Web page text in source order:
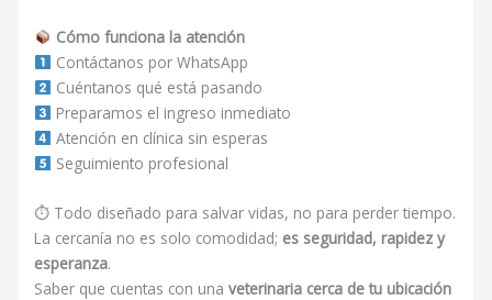
Cómo funciona la atención
Contáctanos por WhatsApp
Cuéntanos qué está pasando
Preparamos el ingreso inmediato
Atención en clínica sin esperas
Seguimiento profesional
⏱ Todo diseñado para salvar vidas, no para perder tiempo.
La cercanía no es solo comodidad; es seguridad, rapidez y
esperanza.
Saber que cuentas con unaveterinaria cerca de tu ubicación